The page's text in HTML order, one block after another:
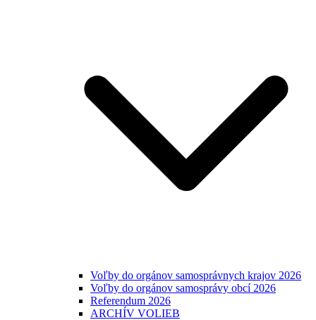
Voľby do orgánov samosprávnych krajov 2026
Voľby do orgánov samosprávy obcí 2026
Referendum 2026
ARCHÍV VOLIEB